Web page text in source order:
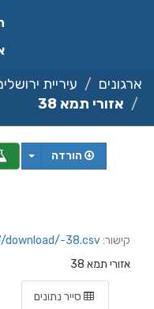
ארגונים עיריית
אזורי תמא 38
הורדה
קישור:2646-45ef-af12-227b1fc35197/download/-38.csv
אזורי תמא 38
סייר נתונים